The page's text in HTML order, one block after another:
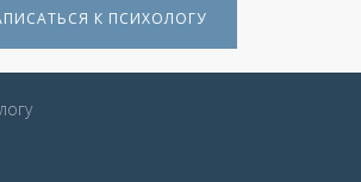
К ПСИХОЛОГУ